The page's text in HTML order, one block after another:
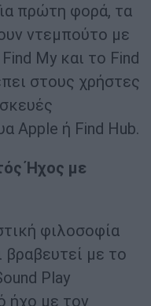
πρώτη φορά, τα
ντεμπούτο με
My και το Find
στους χρήστες
Apple ή Find Hub.
Ήχος με
φιλοσοφία
βραβευτεί με το
Play
ήχο με τον